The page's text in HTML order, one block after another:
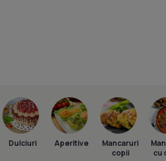
Dulciuri Aperitive
Mancaruri
copii
cu